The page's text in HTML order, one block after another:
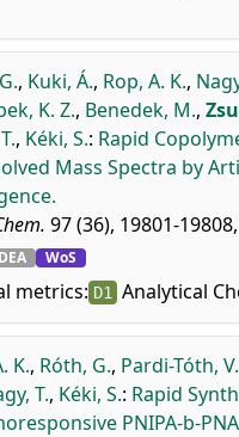
, Kuki, Á., Rop, A. K.,
K. Z., Benedek, M.,
, Kéki, S.: Rapid
Mass Spectra by
97 (36), 19801-
DEA WoS
metrics: D1 Analytical
K., Róth, G., Pardi-Tóth,
T., Kéki, S.: Rapid
PNIPA-b-